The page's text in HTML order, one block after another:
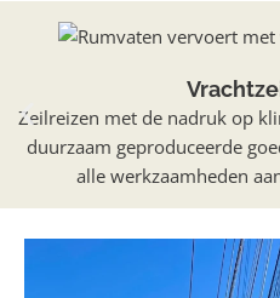
Zeilreizen met de nadruk op
duurzaam geproduceerde
alle werkzaamheden